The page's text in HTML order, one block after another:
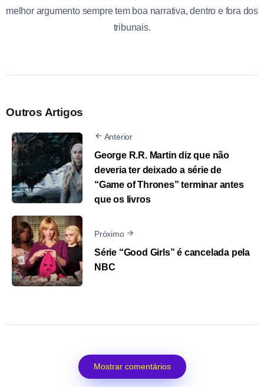
melhor argumento sempre tem boa narrativa, dentro e fora dos
tribunais.
Outros Artigos
Anterior
George R.R. Martin diz que não
deveria ter deixado a série de
“Game of Thrones” terminar antes
que os livros
Próximo
Série “Good Girls” é cancelada pela
NBC
Mostrar comentários